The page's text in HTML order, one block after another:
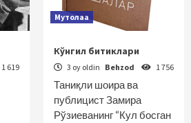
1 619
Мутолаа
Кўнгил битиклари
3 oy oldin Behzod 1 756
Таниқли шоира ва
публицист Замира
Рўзиеванинг “Кул босган